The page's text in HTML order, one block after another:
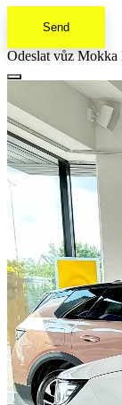
Send
Odeslat vůz Mokka